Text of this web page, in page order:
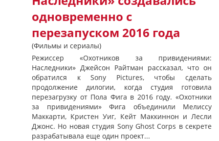
одновременно с
перезапуском 2016 года
(Фильмы и сериалы)
Режиссер «Охотников за привидениями:
Наследники» Джейсон Райтман рассказал, что он
обратился к Sony Pictures, чтобы сделать
продолжение дилогии, когда студия готовила
перезагрузку от Пола Фига в 2016 году. «Охотники
за привидениями» Фига объединили Мелиссу
Маккарти, Кристен Уиг, Кейт Маккиннон и Лесли
Джонс. Но новая студия Sony Ghost Corps в секрете
разрабатывала еще один проект...